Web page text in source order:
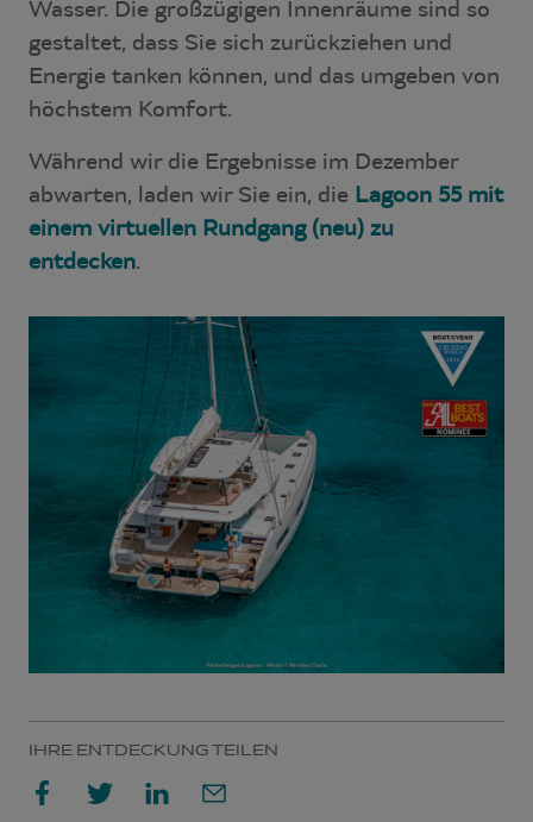
Wasser. Die großzügigen Innenräume sind so
gestaltet, dass Sie sich zurückziehen und
Energie tanken können, und das umgeben von
höchstem Komfort.
Während wir die Ergebnisse im Dezember
abwarten, laden wir Sie ein, die Lagoon 55 mit
einem virtuellen Rundgang (neu) zu
entdecken.
IHRE ENTDECKUNG TEILEN